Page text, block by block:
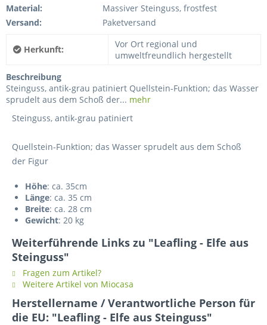
Material:
Massiver Steinguss, frostfest
Versand:
Paketversand
Herkunft:
Vor Ort regional und
umweltfreundlich hergestellt
Beschreibung
Steinguss, antik-grau patiniert Quellstein-Funktion; das Wasser
sprudelt aus dem Schoß der... mehr
Steinguss, antik-grau patiniert
Quellstein-Funktion; das Wasser sprudelt aus dem Schoß
der Figur
Höhe: ca. 35cm
Länge: ca. 35 cm
Breite: ca. 28 cm
Gewicht: 20 kg
Weiterführende Links zu "Leafling - Elfe aus
Steinguss"
Fragen zum Artikel?
Weitere Artikel von Miocasa
Herstellername / Verantwortliche Person für
die EU: "Leafling - Elfe aus Steinguss"